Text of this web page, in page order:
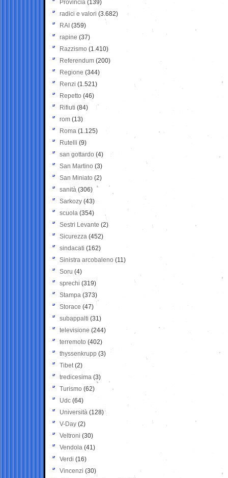
Provincia (139)
radici e valori (3.682)
RAI (359)
rapine (37)
Razzismo (1.410)
Referendum (200)
Regione (344)
Renzi (1.521)
Repetto (46)
Rifiuti (84)
rom (13)
Roma (1.125)
Rutelli (9)
san gottardo (4)
San Martino (3)
San Miniato (2)
sanità (306)
Sarkozy (43)
scuola (354)
Sestri Levante (2)
Sicurezza (452)
sindacati (162)
Sinistra arcobaleno (11)
Soru (4)
sprechi (319)
Stampa (373)
Storace (47)
subappalti (31)
televisione(244)
terremoto (402)
thyssenkrupp (3)
Tibet(2)
tredicesima (3)
Turismo (62)
Udc (64)
Università (128)
V-Day (2)
Veltroni (30)
Vendola (41)
Verdi (16)
Vincenzi (30)